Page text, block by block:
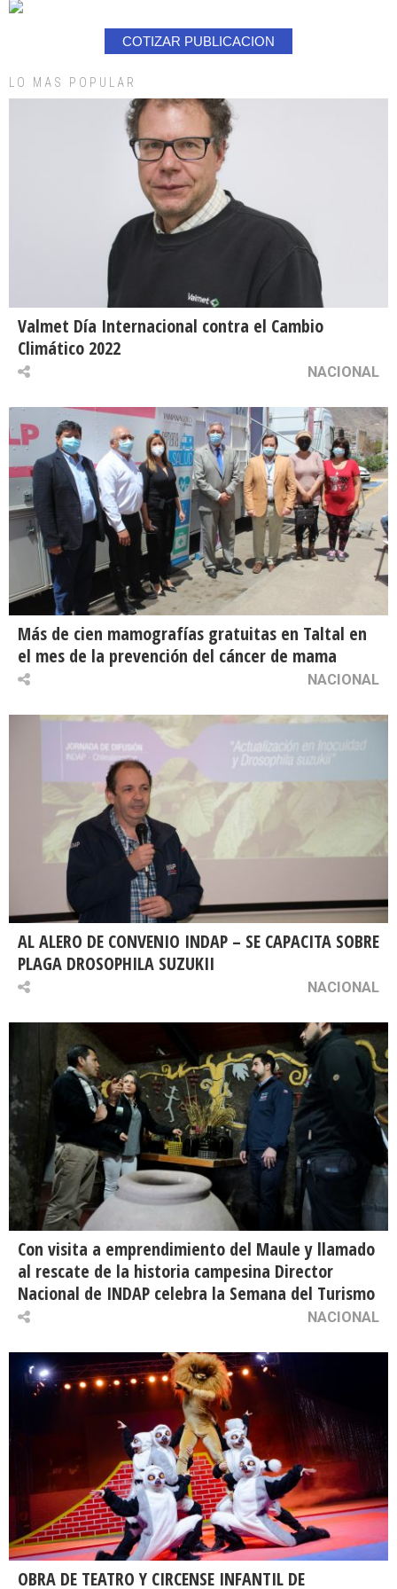
COTIZAR PUBLICACION
LO MAS POPULAR
Valmet Día Internacional contra el Cambio
Climático 2022
NACIONAL
Más de cien mamografías gratuitas en Taltal en
el mes de la prevención del cáncer de mama
NACIONAL
AL ALERO DE CONVENIO INDAP – SE CAPACITA SOBRE
PLAGA DROSOPHILA SUZUKII
NACIONAL
Con visita a emprendimiento del Maule y llamado
al rescate de la historia campesina Director
Nacional de INDAP celebra la Semana del Turismo
NACIONAL
OBRA DE TEATRO Y CIRCENSE INFANTIL DE